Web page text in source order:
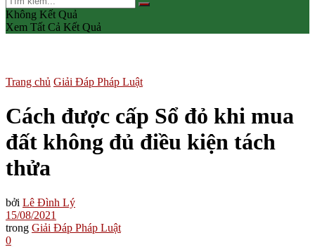
Không Kết Quả
Xem Tất Cả Kết Quả
Trang chủ Giải Đáp Pháp Luật
Cách được cấp Sổ đỏ khi mua
đất không đủ điều kiện tách
thửa
bởi Lê Đình Lý
15/08/2021
trong Giải Đáp Pháp Luật
0